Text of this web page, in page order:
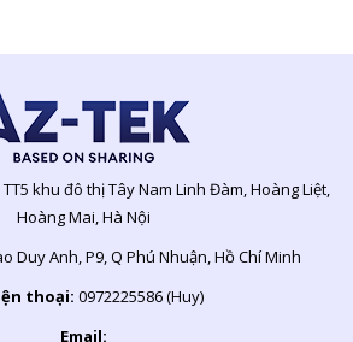
TT5 khu đô thị Tây Nam Linh Đàm, Hoàng Liệt,
Hoàng Mai, Hà Nội
Duy Anh, P9, Q Phú Nhuận, Hồ Chí Minh
thoại: 0972225586 (Huy)
Email: